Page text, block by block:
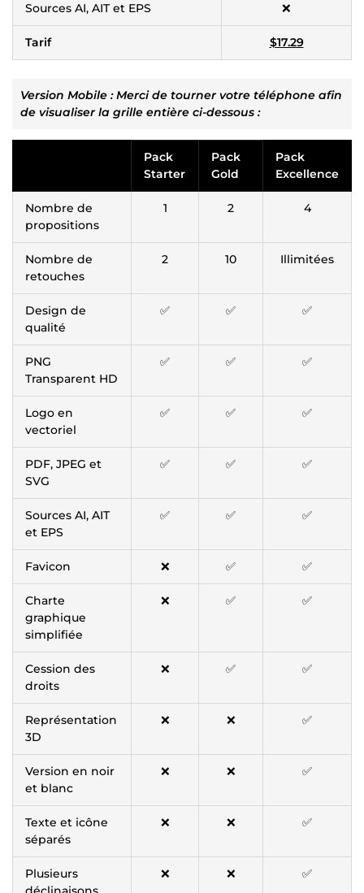
Sources AI, AIT et EPS ❌
Tarif $17.29
Version Mobile : Merci de tourner votre téléphone afin
de visualiser la grille entière ci-dessous :
Pack
Starter
Pack
Gold
Pack
Excellence
Nombre de
propositions
1 2 4
Nombre de
retouches
2 10 Illimitées
Design de
qualité
✅ ✅ ✅
PNG
Transparent HD
✅ ✅ ✅
Logo en
vectoriel
✅ ✅ ✅
PDF, JPEG et
SVG
✅ ✅ ✅
Sources AI, AIT
et EPS
✅ ✅ ✅
Favicon ❌ ✅ ✅
Charte
graphique
simplifiée
❌ ✅ ✅
Cession des
droits
❌ ✅ ✅
Représentation
3D
❌ ❌ ✅
Version en noir
et blanc
❌ ❌ ✅
Texte et icône
séparés
❌ ❌ ✅
Plusieurs
❌ ❌ ✅